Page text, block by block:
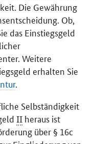
Die Gewährung
Ob,
das Einstiegsgeld
Weitere
erhalten Sie
.
Selbständigkeit
II heraus ist
über § 16c